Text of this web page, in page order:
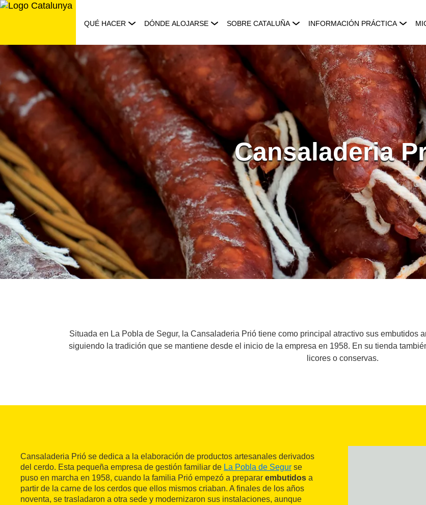
Saltar
QUÉ HACER DÓNDE ALOJARSE SOBRE CATALUÑA INFORMACIÓN PRÁCTICA
Cansaladeria
Situada en La Pobla de Segur, la Cansaladeria Prió tiene como principal atractivo sus embutidos
siguiendo la tradición que se mantiene desde el inicio de la empresa en 1958. En su tienda
licores o conservas.
Cansaladeria Prió se dedica a la elaboración de productos artesanales derivados
del cerdo. Esta pequeña empresa de gestión familiar de La Pobla de Segur se
puso en marcha en 1958, cuando la familia Prió empezó a preparar embutidos a
partir de la carne de los cerdos que ellos mismos criaban. A finales de los años
noventa, se trasladaron a otra sede y modernizaron sus instalaciones, aunque